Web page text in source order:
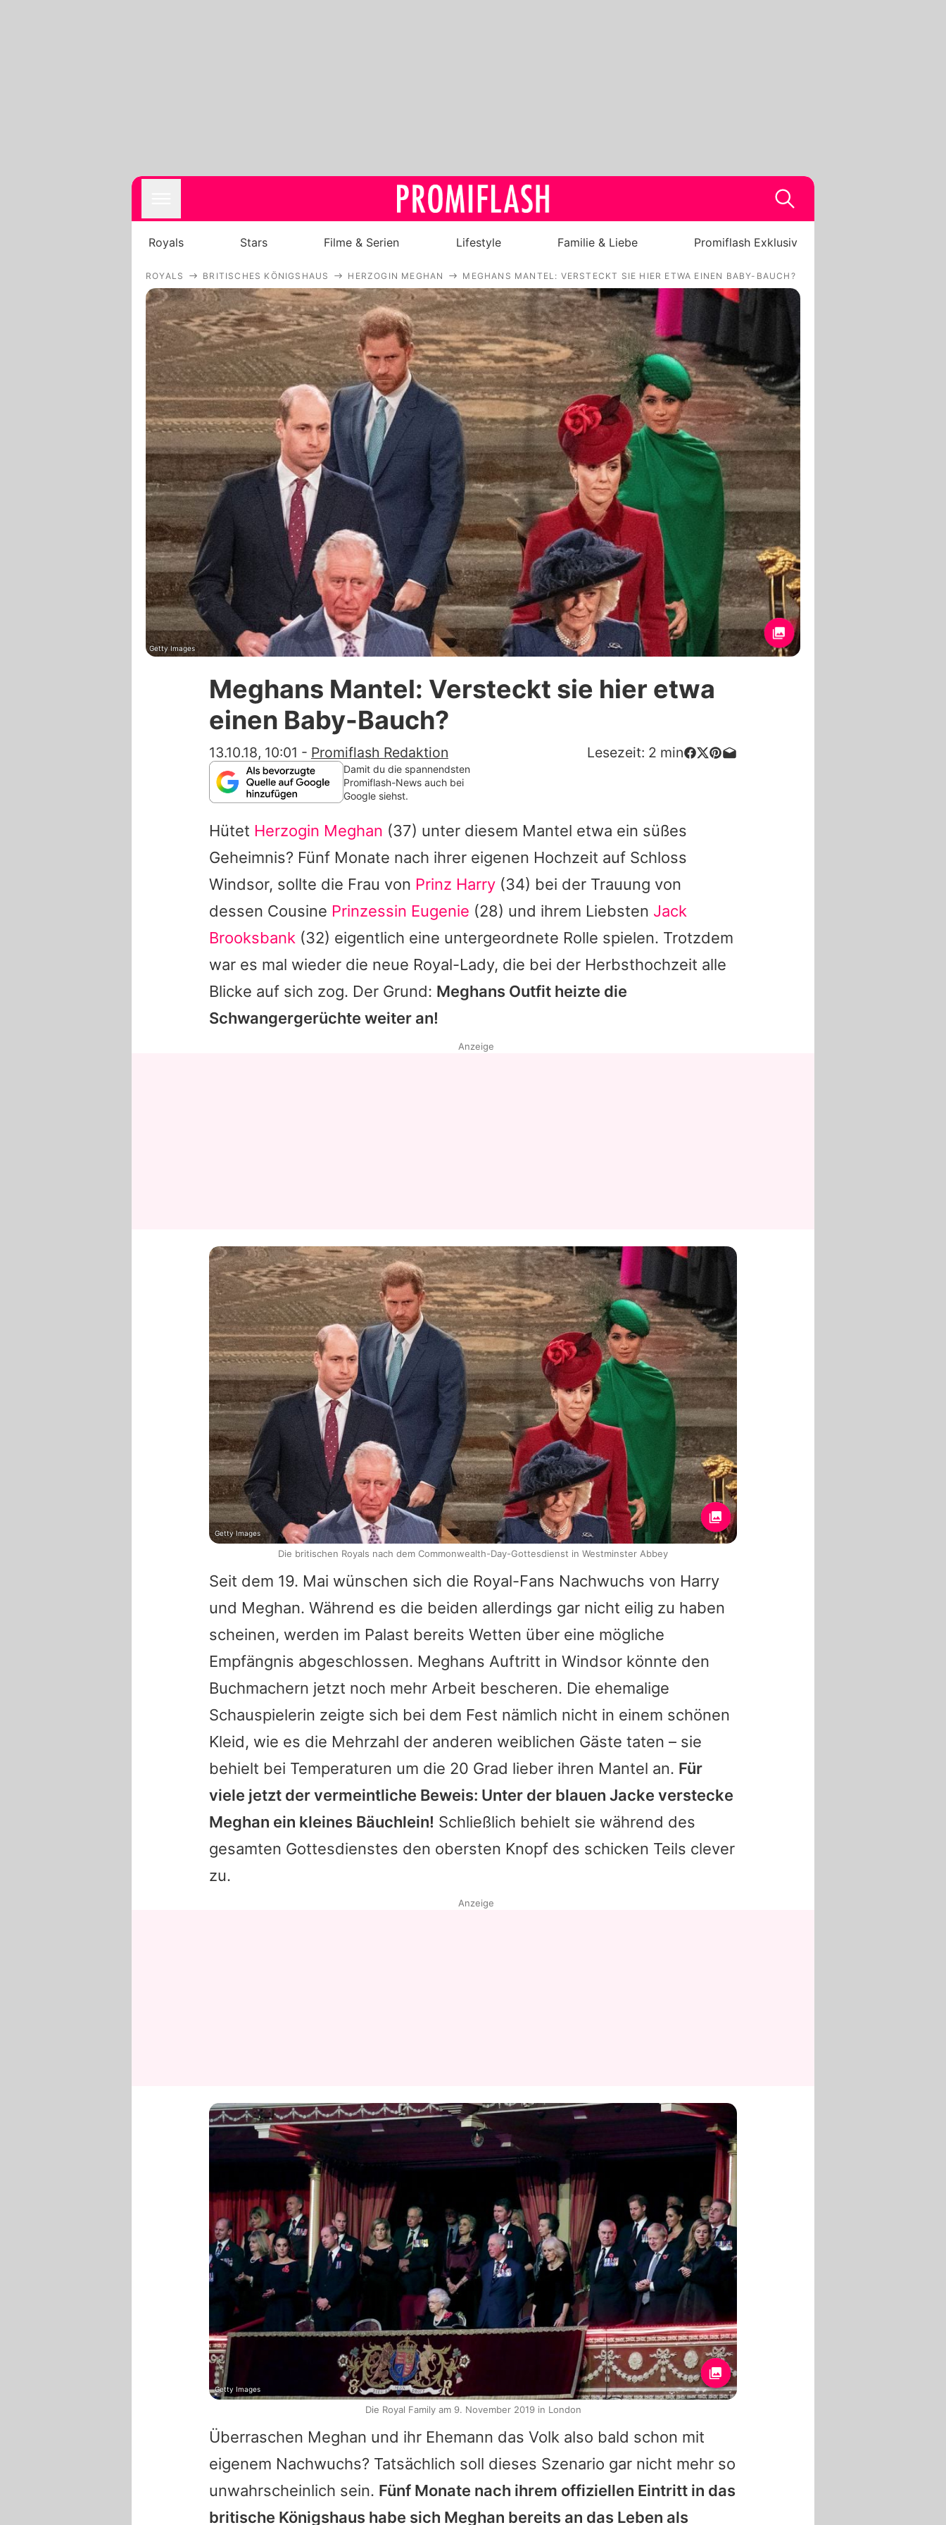
Royals
Stars
Filme & Serien
Lifestyle
Familie & Liebe
Promiflash Exklusiv
Alle Themen auf Promiflash
Jobs
App runterladen
Team
Redaktionelle Richtlinien
Impressum
Datenschutzerklärung
Nutzungsbedingungen
Utiq verwalten
Royals Stars Filme & Serien Lifestyle Familie & Liebe Promiflash Exklusiv
ROYALS BRITISCHES KÖNIGSHAUS HERZOGIN MEGHAN MEGHANS MANTEL: VERSTECKT SIE HIER ETWA EINEN BABY-BAUCH?
Getty Images
Meghans Mantel: Versteckt sie hier etwa
einen Baby-Bauch?
13.10.18, 10:01 - Promiflash Redaktion Lesezeit: 2 min
Damit du die spannendsten
Promiflash-News auch bei
Google siehst.
Hütet Herzogin Meghan (37) unter diesem Mantel etwa ein süßes
Geheimnis? Fünf Monate nach ihrer eigenen Hochzeit auf Schloss
Windsor, sollte die Frau von Prinz Harry (34) bei der Trauung von
dessen Cousine Prinzessin Eugenie (28) und ihrem Liebsten Jack
Brooksbank (32) eigentlich eine untergeordnete Rolle spielen. Trotzdem
war es mal wieder die neue Royal-Lady, die bei der Herbsthochzeit alle
Blicke auf sich zog. Der Grund: Meghans Outfit heizte die
Schwangergerüchte weiter an!
Seit dem 19. Mai wünschen sich die Royal-Fans Nachwuchs von Harry
und Meghan. Während es die beiden allerdings gar nicht eilig zu haben
scheinen, werden im Palast bereits Wetten über eine mögliche
Empfängnis abgeschlossen. Meghans Auftritt in Windsor könnte den
Buchmachern jetzt noch mehr Arbeit bescheren. Die ehemalige
Schauspielerin zeigte sich bei dem Fest nämlich nicht in einem schönen
Kleid, wie es die Mehrzahl der anderen weiblichen Gäste taten – sie
behielt bei Temperaturen um die 20 Grad lieber ihren Mantel an. Für
viele jetzt der vermeintliche Beweis: Unter der blauen Jacke verstecke
Meghan ein kleines Bäuchlein! Schließlich behielt sie während des
gesamten Gottesdienstes den obersten Knopf des schicken Teils clever
zu.
Überraschen Meghan und ihr Ehemann das Volk also bald schon mit
eigenem Nachwuchs? Tatsächlich soll dieses Szenario gar nicht mehr so
unwahrscheinlich sein. Fünf Monate nach ihrem offiziellen Eintritt in das
britische Königshaus habe sich Meghan bereits an das Leben als
Anzeige
Getty Images
Die britischen Royals nach dem Commonwealth-Day-Gottesdienst in Westminster Abbey
Anzeige
Getty Images
Die Royal Family am 9. November 2019 in London